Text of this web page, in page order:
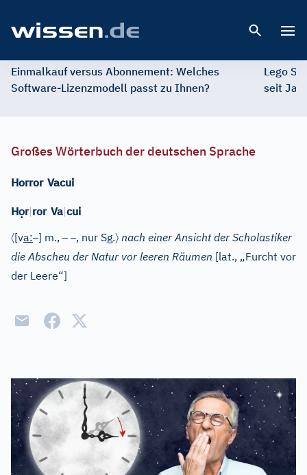
Einmalkauf versus Abonnement: Welches
Software-Lizenzmodell passt zu Ihnen?
Lego
seit
Großes Wörterbuch der deutschen Sprache
Horror Vacui
Họr|ror Va|cui
〈[va:–] m.,––, nur Sg.〉 nach einer Ansicht der Scholastiker
die Abscheu der Natur vor leeren Räumen [lat., „Furcht vor
der Leere“]